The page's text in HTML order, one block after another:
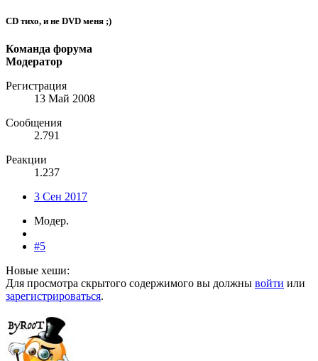
CD тихо, и не DVD меня ;)
Команда форума
Модератор
Регистрация
13 Май 2008
Сообщения
2.791
Реакции
1.237
3 Сен 2017
Модер.
#5
Новые хеши:
Для просмотра скрытого содержимого вы должны войти или
зарегистрироваться.